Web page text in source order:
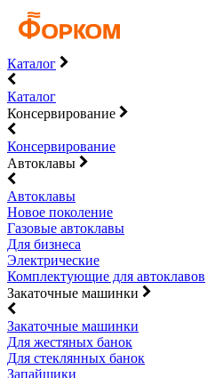
Каталог
Каталог
Консервирование
Консервирование
Автоклавы
Автоклавы
Новое поколение
Газовые автоклавы
Для бизнеса
Электрические
Комплектующие для автоклавов
Закаточные машинки
Закаточные машинки
Для жестяных банок
Для стеклянных банок
Запайщики